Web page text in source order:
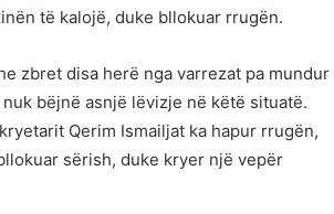
të kalojë, duke bllokuar rrugën.
zbret disa herë nga varrezat pa mundur
bëjnë asnjë lëvizje në këtë situatë.
Qerim Ismailjat ka hapur rrugën,
sërish, duke kryer një vepër